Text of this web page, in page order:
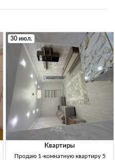
30 июл.
Квартиры
Продаю 1-комнатную квартиру 5